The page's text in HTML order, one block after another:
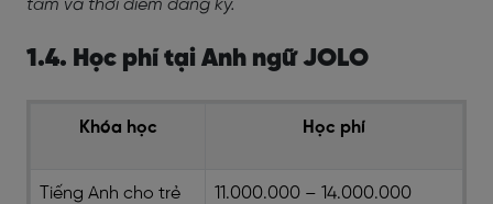
tâm và thời điểm đăng ký.
1.4. Học phí tại Anh ngữ JOLO
Khóa học Học phí
Tiếng Anh cho trẻ
11.000.000 – 14.000.000